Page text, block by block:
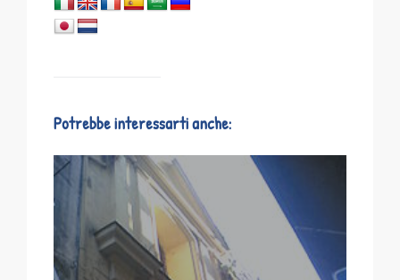
Potrebbe interessarti anche: